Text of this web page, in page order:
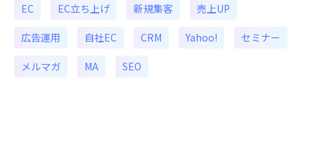
EC EC立ち上げ 新規集客 売上UP
広告運用 自社EC CRM Yahoo! セミナー
メルマガ MA SEO